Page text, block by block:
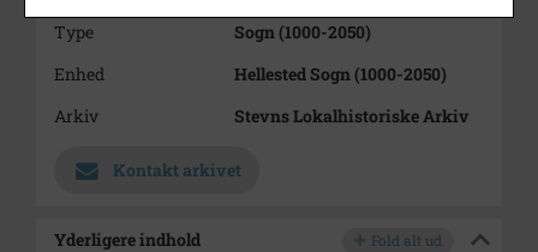
Type
Sogn (1000-2050)
Enhed
Hellested Sogn (1000-2050)
Arkiv
Stevns Lokalhistoriske Arkiv
Kontakt arkivet
Yderligere indhold Fold alt ud